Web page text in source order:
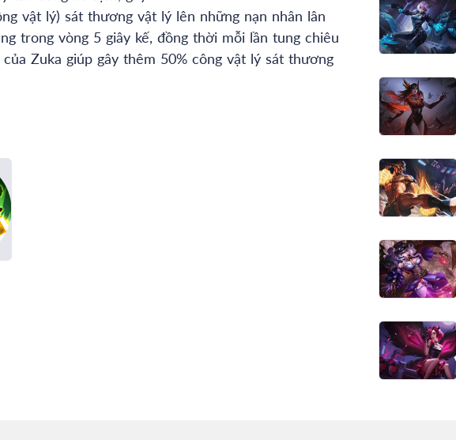
vật lý) sát thương vật lý lên những nạn nhân lân
trong vòng 5 giây kế, đồng thời mỗi lần tung chiêu
Zuka giúp gây thêm 50% công vật lý sát thương